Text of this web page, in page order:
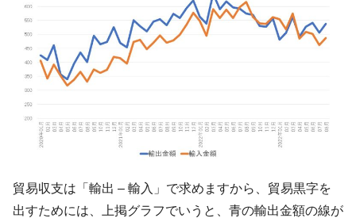
『Money1』
韓国ボンクラ政策室長･金容範、株価暴落に
他人事のような発言。
『Money1』
韓国半導体『SKハイニックス』2026年2Qの
業績「史上最高益」当期純利益は前年同期比13.4倍に。
『Money1』
機 ⇒ 10.7兆では損が出るからできない。
『Money1』
【速報】韓国株式市場の暴落・本日07月29
日(水)もサイドカー・サーキットブレイカーの二段コンボ
『Money1』
IT産業は人を雇用する効果は低い。全産業の
半分未満しか雇用を生まない
貿易収支は「輸出 – 輸入」で求めますから、貿易黒字を
出すためには、上掲グラフでいうと、青の輸出金額の線が